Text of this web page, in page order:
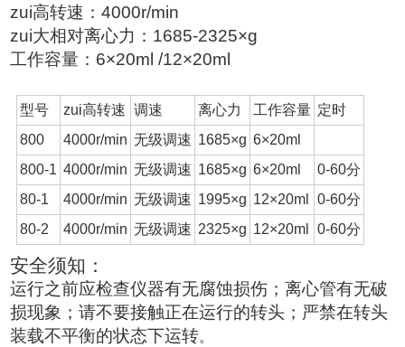
zui高转速：4000r/min
zui大相对离心力： 1685-2325×g
工作容量： 6×20ml /12×20ml
型号 zui高转速 调速 离心力 工作容量 定时
800
4000r/min 无级调速 1685×g 6×20ml
800-1 4000r/min 无级调速 1685×g 6×20ml 0-60分
80-1
4000r/min 无级调速 1995×g 12×20ml 0-60分
80-2
4000r/min 无级调速 2325×g 12×20ml 0-60分
安全须知：
运行之前应检查仪器有无腐蚀损伤；离心管有无破
损现象；请不要接触正在运行的转头；严禁在转头
装载不平衡的状态下运转。